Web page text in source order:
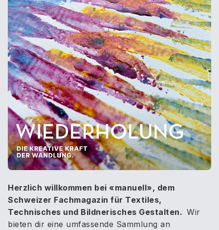
Herzlich willkommen bei «manuell», dem
Schweizer Fachmagazin für Textiles,
Technisches und Bildnerisches Gestalten. Wir
bieten dir eine umfassende Sammlung an